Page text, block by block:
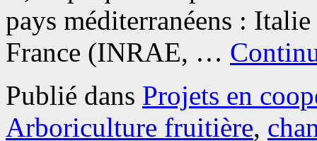
pays méditerranéens :
France (INRAE, …
Publié dans Projets en
Arboriculture fruitière,